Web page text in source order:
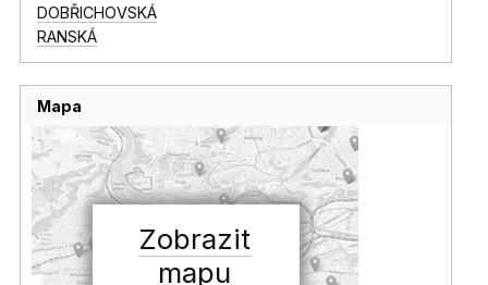
DOBŘICHOVSKÁ
RANSKÁ
Mapa
Zobrazit
mapu